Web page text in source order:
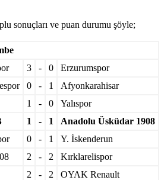
sonuçları ve puan durumu şöyle;
3 - 0
Erzurumspor
0 - 1
Afyonkarahisar
1 - 0
Yalıspor
1 - 1
Anadolu Üsküdar 1908
0 - 1
Y. İskenderun
2 - 2
Kırklarelispor
2 - 2
OYAK Renault